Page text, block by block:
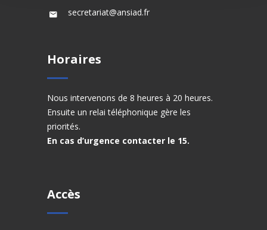
secretariat@ansiad.fr
Horaires
Nous intervenons de 8 heures à 20 heures.
Ensuite un relai téléphonique gère les
priorités.
En cas d’urgence contacter le 15.
Accès